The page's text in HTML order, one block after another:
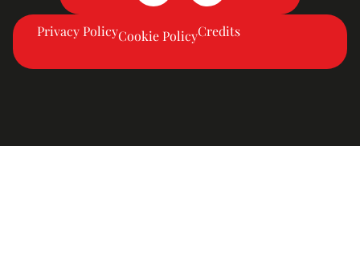
Privacy PolicyCookie PolicyCredits